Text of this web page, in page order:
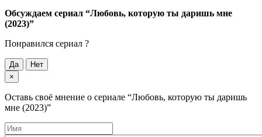
Обсуждаем cериал “Любовь, которую ты даришь мне
(2023)”
Понравился cериал ?
Да
Нет
×
Оставь своё мнение о cериале “Любовь, которую ты даришь
мне (2023)”